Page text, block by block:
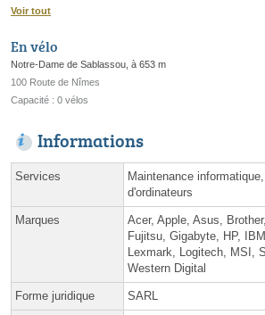
Voir tout
En vélo
Notre-Dame de Sablassou, à 653 m
100 Route de Nîmes
Capacité : 0 vélos
Informations
Services
Maintenance
d'ordinateurs
Marques
Acer, Apple, Asus,
Fujitsu, Gigabyte, HP,
Lexmark, Logitech, MSI,
Western Digital
Forme juridique SARL